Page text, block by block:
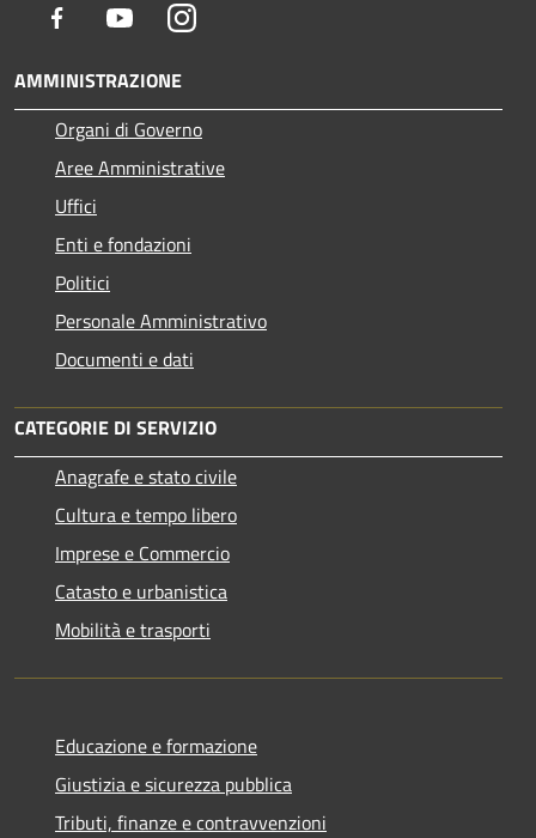
Facebook YoutubeInstagram
AMMINISTRAZIONE
Organi di Governo
Aree Amministrative
Uffici
Enti e fondazioni
Politici
Personale Amministrativo
Documenti e dati
CATEGORIE DI SERVIZIO
Anagrafe e stato civile
Cultura e tempo libero
Imprese e Commercio
Catasto e urbanistica
Mobilità e trasporti
Educazione e formazione
Giustizia e sicurezza pubblica
Tributi, finanze e contravvenzioni